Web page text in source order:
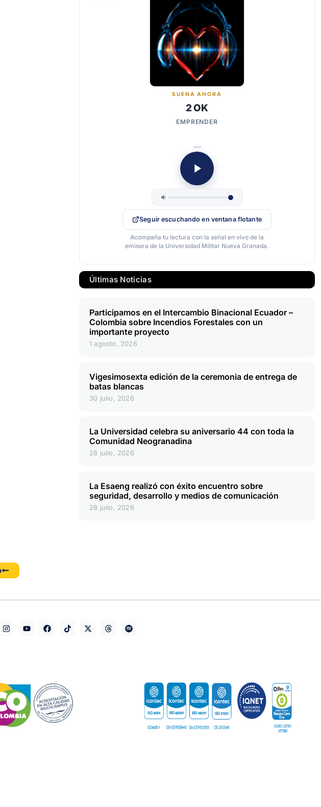
SUENA AHORA
2 OK
EMPRENDER
Seguir escuchando en ventana flotante
Acompaña tu lectura con la señal en vivo de la
emisora de la Universidad Militar Nueva Granada.
Últimas Noticias
Participamos en el Intercambio Binacional Ecuador –
Colombia sobre Incendios Forestales con un
importante proyecto
1 agosto, 2026
Vigesimosexta edición de la ceremonia de entrega de
batas blancas
30 julio, 2026
La Universidad celebra su aniversario 44 con toda la
Comunidad Neogranadina
28 julio, 2026
La Esaeng realizó con éxito encuentro sobre
seguridad, desarrollo y medios de comunicación
28 julio, 2026